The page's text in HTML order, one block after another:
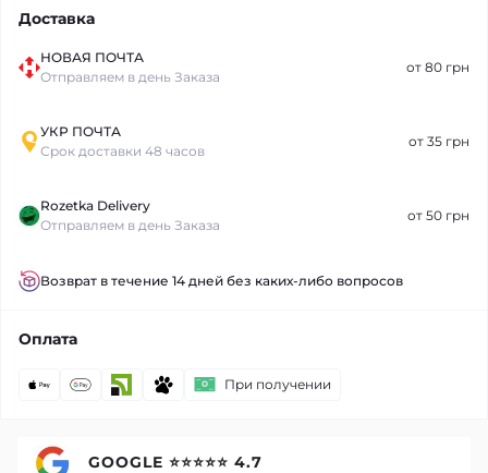
Доставка
НОВАЯ ПОЧТА
Отправляем в день Заказа
от 80 грн
УКР ПОЧТА
Срок доставки 48 часов
от 35 грн
Rozetka Delivery
Отправляем в день Заказа
от 50 грн
Возврат в течение 14 дней без каких-либо вопросов
Оплата
При получении
GOOGLE ⭐⭐⭐⭐⭐ 4.7